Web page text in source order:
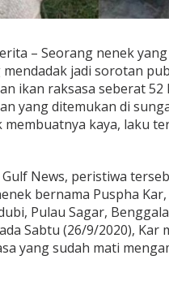
A
b
a
t
N
e
m
k
a
n
M
a
t
– Seorang nenek
mendadak jadi sorotan
ikan raksasa seberat 52
yang ditemukan di
membuatnya kaya, laku
News, peristiwa
bernama Puspha Kar,
Pulau Sagar,
Sabtu (26/9/2020), Kar
yang sudah mati